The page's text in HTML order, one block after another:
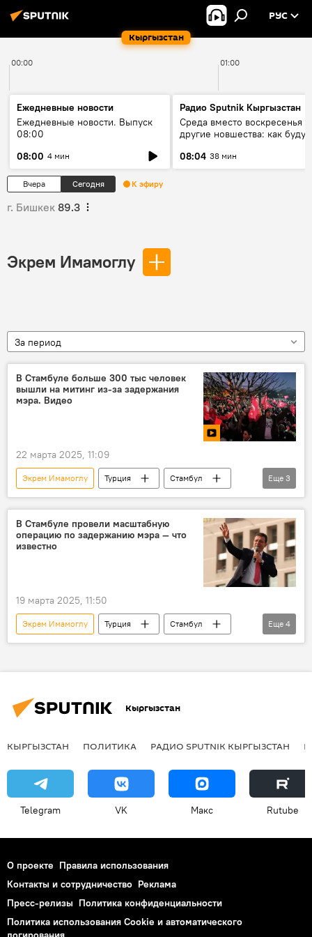
Кыргызстан
РУС
00:00 01:00
Ежедневные новости
Ежедневные новости. Выпуск
08:00
08:00 4 мин
Радио Sputnik Кыргызстан
Среда вместо воскресенья и
другие новшества: как будут
08:04 38 мин
Вчера Сегодня К эфиру
г. Бишкек 89.3
Экрем Имамоглу
За период
В Стамбуле больше 300 тыс человек
вышли на митинг из-за задержания
мэра. Видео
22 марта 2025, 11:09
Экрем Имамоглу Турция
Стамбул
акции
митинги мэр
Еще 3
В Стамбуле провели масштабную
операцию по задержанию мэра — что
известно
19 марта 2025, 11:50
Экрем Имамоглу Турция
Стамбул
мэр
операция
задержание
Еще 4
Кыргызстан
КЫРГЫЗСТАН ПОЛИТИКА РАДИО SPUTNIK КЫРГЫЗСТАН
Telegram VK Макс Rutube
О проекте Правила использования
Контакты и сотрудничество Реклама
Пресс-релизы Политика конфиденциальности
Политика использования Cookie и автоматического